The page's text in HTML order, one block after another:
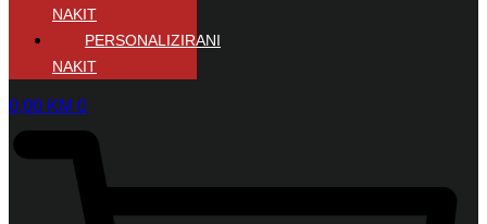
NAKIT
PERSONALIZIRANI
NAKIT
0,00 KM 0